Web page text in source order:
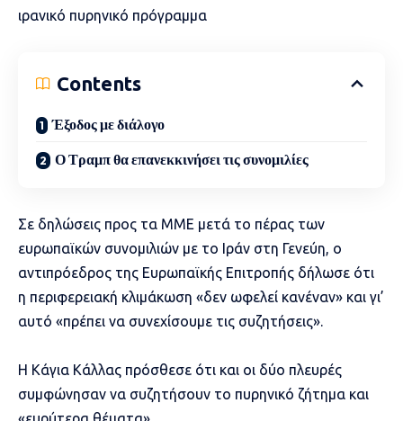
ιρανικό πυρηνικό πρόγραμμα
Contents
Έξοδος με διάλογο
Ο Τραμπ θα επανεκκινήσει τις συνομιλίες
Σε δηλώσεις προς τα ΜΜΕ μετά το πέρας των
ευρωπαϊκών συνομιλιών με το Ιράν στη Γενεύη, ο
αντιπρόεδρος της Ευρωπαϊκής Επιτροπής δήλωσε ότι
η περιφερειακή κλιμάκωση «δεν ωφελεί κανέναν» και γι’
αυτό «πρέπει να συνεχίσουμε τις συζητήσεις».
Η Κάγια Κάλλας πρόσθεσε ότι και οι δύο πλευρές
συμφώνησαν να συζητήσουν το πυρηνικό ζήτημα και